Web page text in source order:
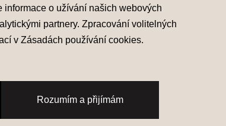
informace o užívání našich webových
partnery. Zpracování volitelných
v Zásadách používání cookies.
Rozumím a přijímám